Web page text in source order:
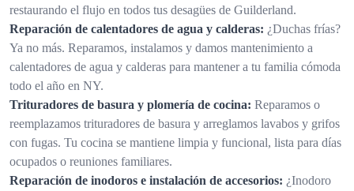
restaurando el flujo en todos tus desagües de Guilderland.
Reparación de calentadores de agua y calderas: ¿Duchas frías?
Ya no más. Reparamos, instalamos y damos mantenimiento a
calentadores de agua y calderas para mantener a tu familia cómoda
todo el año en NY.
Trituradores de basura y plomería de cocina: Reparamos o
reemplazamos trituradores de basura y arreglamos lavabos y grifos
con fugas. Tu cocina se mantiene limpia y funcional, lista para días
ocupados o reuniones familiares.
Reparación de inodoros e instalación de accesorios: ¿Inodoro